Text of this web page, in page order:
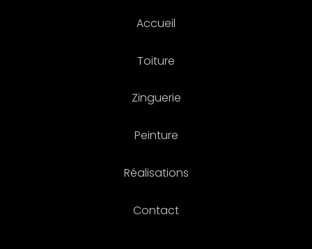
Accueil
Toiture
Zinguerie
Peinture
Réalisations
Contact